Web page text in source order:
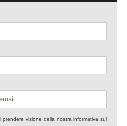
visione della nostra informativa sul